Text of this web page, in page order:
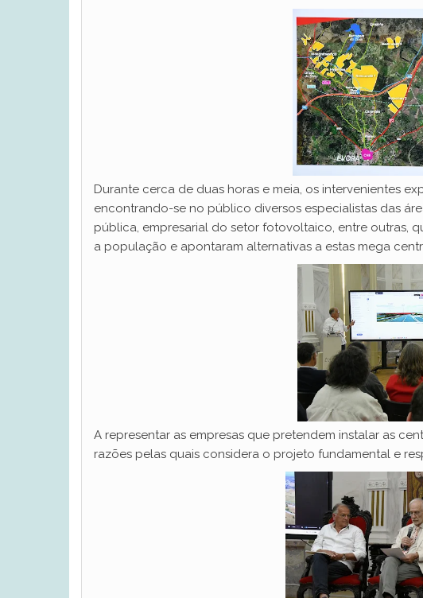
Durante cerca de duas horas e meia, os intervenientes
encontrando-se no público diversos especialistas das
pública, empresarial do setor fotovoltaico, entre outras,
a população e apontaram alternativas a estas mega
A representar as empresas que pretendem instalar as
razões pelas quais considera o projeto fundamental e